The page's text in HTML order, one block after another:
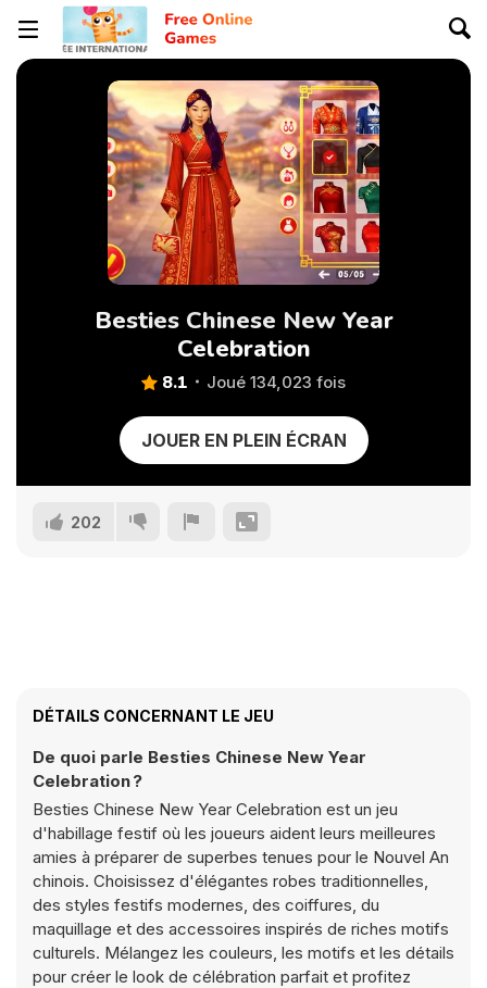
Besties Chinese New Year
Celebration
8.1 Joué 134,023 fois
JOUER EN PLEIN ÉCRAN
202
DÉTAILS CONCERNANT LE JEU
De quoi parle Besties Chinese New Year
Celebration ?
Besties Chinese New Year Celebration est un jeu
d'habillage festif où les joueurs aident leurs meilleures
amies à préparer de superbes tenues pour le Nouvel An
chinois. Choisissez d'élégantes robes traditionnelles,
des styles festifs modernes, des coiffures, du
maquillage et des accessoires inspirés de riches motifs
culturels. Mélangez les couleurs, les motifs et les détails
pour créer le look de célébration parfait et profitez